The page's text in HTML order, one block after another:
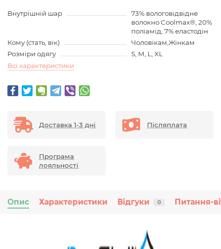
Внутрішній шар
73% вологовідвідне
волокно Coolmax®, 20%
поліамід, 7% еластодін
Кому (стать, вік)
Чоловікам,Жінкам
Розміри одягу
S, M, L, XL
Всі характеристики
Доставка 1-3 дні Післяплата
Програма
лояльності
Опис Характеристики Відгуки 0 Питання-